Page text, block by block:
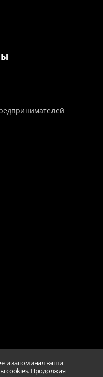
данных
и запоминал ваши
cookies. Продолжая